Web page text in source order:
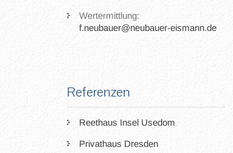
Wertermittlung:
f.neubauer@neubauer-eismann.de
Referenzen
Reethaus Insel Usedom
Privathaus Dresden